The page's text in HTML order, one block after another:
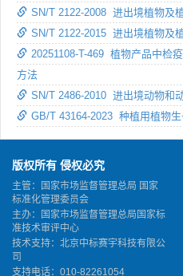
SN/T 2122-2008 进出境植物及
SN/T 2122-2015 进出境植物及
20251108-T-469 植物产品中检
方法
SN/T 2486-2010 进出境动物和
GB/T 43164-2023 种植用植物
版权所有 侵权必究
主管：国家市场监督管理总局 国家
标准化管理委员会
主办：国家市场监督管理总局国家标
准技术审评中心
技术支持：北京中标赛宇科技有限公
司
支持电话：010-82261054